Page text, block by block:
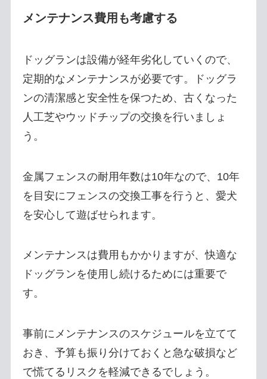
メンテナンス費用も考慮する
ドッグランは設備が経年劣化していくので、
定期的なメンテナンスが必要です。ドッグラ
ンの清潔感と安全性を保つため、古くなった
人工芝やウッドチップの交換を行いましょ
う。
金属フェンスの耐用年数は10年なので、10年
を目安にフェンスの交換工事を行うと、愛犬
を安心して遊ばせられます。
メンテナンスは費用もかかりますが、快適な
ドッグランを使用し続けるためには重要で
す。
事前にメンテナンスのスケジュールを立てて
おき、予算も振り分けておくと急な破損など
で慌てるリスクを軽減できるでしょう。